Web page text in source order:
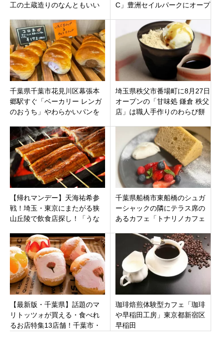
工の土蔵造りのなんともいい
C」豊洲セイルパークにオープ
製料理を堪能
千葉県千葉市花見川区幕張本
郷駅すぐ「ベーカリー レンガ
のおうち」やわらかいパンを
埼玉県秩父市番場町に8月27日
オープンの「甘味処 鎌倉 秩父
店」は職人手作りのわらび餅
が人気！
【帰れマンデー】天海祐希参
戦！埼玉・東京にまたがる狭
山丘陵で飲食店探し！「うな
焼きを堪能。
千葉県船橋市東船橋のシュガ
ーシャックの隣にテラス席の
あるカフェ「トナリノカフェ
【最新版・千葉県】話題のマ
リトッツォが買える・食べれ
るお店特集13店舗！千葉市・
珈琲焙煎体験型カフェ「珈琲
や早稲田工房」東京都新宿区
早稲田